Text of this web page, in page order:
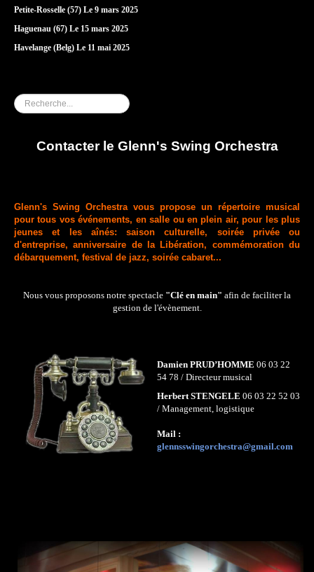
Petite-Rosselle (57) Le 9 mars 2025
Haguenau (67) Le 15 mars 2025
Havelange (Belg) Le 11 mai 2025
Rechercher
Contacter le Glenn's Swing Orchestra
Glenn's Swing Orchestra vous propose un répertoire musical
pour tous vos événements, en salle ou en plein air, pour les plus
jeunes et les aînés: saison culturelle, soirée privée ou
d'entreprise, anniversaire de la Libération, commémoration du
débarquement, festival de jazz, soirée cabaret...
Nous vous proposons notre spectacle "Clé en main" afin de faciliter la
gestion de l'évènement.
Damien PRUD’HOMME 06 03 22
54 78 / Directeur musical
Herbert STENGELE 06 03 22 52 03
/ Management, logistique
Mail :
glennsswingorchestra@gmail.com